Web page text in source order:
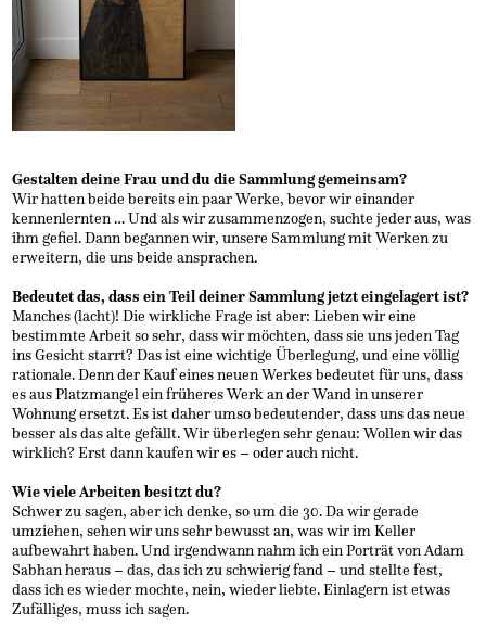
Gestalten deine Frau und du die Sammlung gemeinsam?
Wir hatten beide bereits ein paar Werke, bevor wir einander
kennenlernten … Und als wir zusammenzogen, suchte jeder aus, was
ihm gefiel. Dann begannen wir, unsere Sammlung mit Werken zu
erweitern, die uns beide ansprachen.
Bedeutet das, dass ein Teil deiner Sammlung jetzt eingelagert ist?
Manches (lacht)! Die wirkliche Frage ist aber: Lieben wir eine
bestimmte Arbeit so sehr, dass wir möchten, dass sie uns jeden Tag
ins Gesicht starrt? Das ist eine wichtige Überlegung, und eine völlig
rationale. Denn der Kauf eines neuen Werkes bedeutet für uns, dass
es aus Platzmangel ein früheres Werk an der Wand in unserer
Wohnung ersetzt. Es ist daher umso bedeutender, dass uns das neue
besser als das alte gefällt. Wir überlegen sehr genau: Wollen wir das
wirklich? Erst dann kaufen wir es – oder auch nicht.
Wie viele Arbeiten besitzt du?
Schwer zu sagen, aber ich denke, so um die 30. Da wir gerade
umziehen, sehen wir uns sehr bewusst an, was wir im Keller
aufbewahrt haben. Und irgendwann nahm ich ein Porträt von Adam
Sabhan heraus – das, das ich zu schwierig fand – und stellte fest,
dass ich es wieder mochte, nein, wieder liebte. Einlagern ist etwas
Zufälliges, muss ich sagen.